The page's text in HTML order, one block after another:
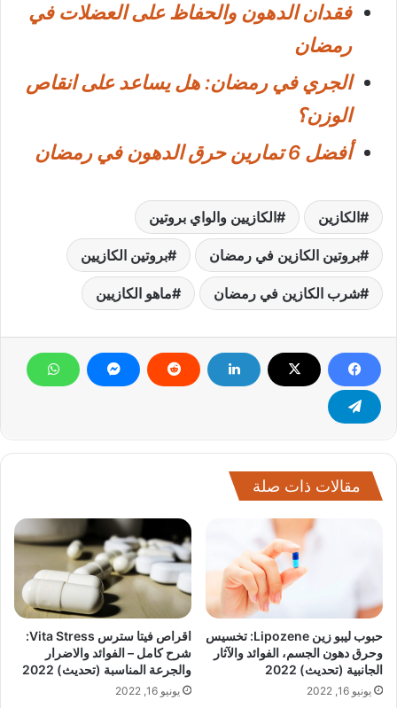
فقدان الدهون والحفاظ على العضلات في
رمضان
الجري في رمضان: هل يساعد على انقاص
الوزن؟
أفضل 6 تمارين حرق الدهون في رمضان
الكازين الكازيين والواي بروتين
بروتين الكازين في رمضان بروتين الكازيين
شرب الكازين في رمضان ماهو الكازيين
مقالات ذات صلة
حبوب ليبو زين Lipozene: تخسيس
وحرق دهون الجسم، الفوائد والآثار
الجانبية (تحديث) 2022
يونيو 16, 2022
اقراص فيتا سترس Vita Stress:
شرح كامل – الفوائد والاضرار
والجرعة المناسبة (تحديث) 2022
يونيو 16, 2022